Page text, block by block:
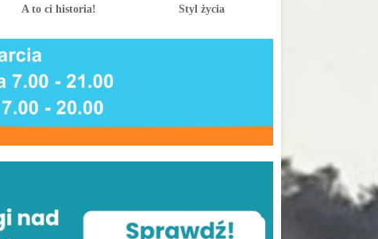
A to ci historia! Styl życia